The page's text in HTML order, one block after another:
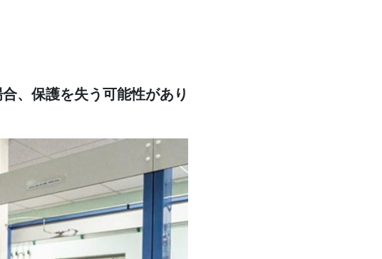
、保護を失う可能性があり